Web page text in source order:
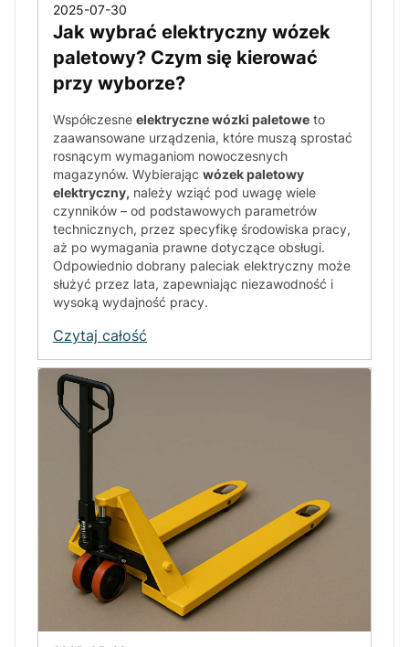
2025-07-30
Jak wybrać elektryczny wózek
paletowy? Czym się kierować
przy wyborze?
Współczesne elektryczne wózki paletowe to
zaawansowane urządzenia, które muszą sprostać
rosnącym wymaganiom nowoczesnych
magazynów. Wybierając wózek paletowy
elektryczny, należy wziąć pod uwagę wiele
czynników – od podstawowych parametrów
technicznych, przez specyfikę środowiska pracy,
aż po wymagania prawne dotyczące obsługi.
Odpowiednio dobrany paleciak elektryczny może
służyć przez lata, zapewniając niezawodność i
wysoką wydajność pracy.
Czytaj całość